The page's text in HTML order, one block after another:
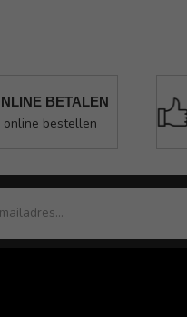
BETALEN
online bestellen